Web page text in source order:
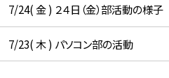
7/24( 金 ) ２４日（金）部活動の様子
7/23( 木 ) パソコン部の活動